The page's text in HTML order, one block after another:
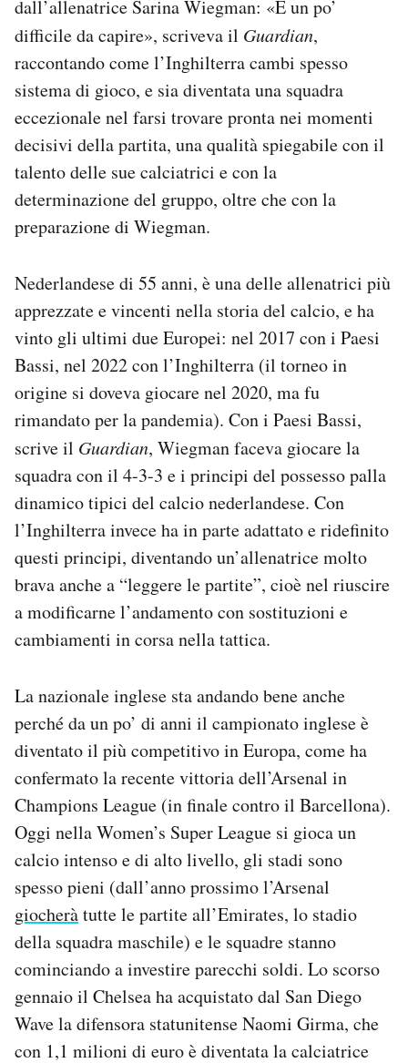
dall’allenatrice Sarina Wiegman: «È un po’
difficile da capire», scriveva il Guardian,
raccontando come l’Inghilterra cambi spesso
sistema di gioco, e sia diventata una squadra
eccezionale nel farsi trovare pronta nei momenti
decisivi della partita, una qualità spiegabile con il
talento delle sue calciatrici e con la
determinazione del gruppo, oltre che con la
preparazione di Wiegman.
Nederlandese di 55 anni, è una delle allenatrici più
apprezzate e vincenti nella storia del calcio, e ha
vinto gli ultimi due Europei: nel 2017 con i Paesi
Bassi, nel 2022 con l’Inghilterra (il torneo in
origine si doveva giocare nel 2020, ma fu
rimandato per la pandemia). Con i Paesi Bassi,
scrive il Guardian, Wiegman faceva giocare la
squadra con il 4-3-3 e i principi del possesso palla
dinamico tipici del calcio nederlandese. Con
l’Inghilterra invece ha in parte adattato e ridefinito
questi principi, diventando un’allenatrice molto
brava anche a “leggere le partite”, cioè nel riuscire
a modificarne l’andamento con sostituzioni e
cambiamenti in corsa nella tattica.
La nazionale inglese sta andando bene anche
perché da un po’ di anni il campionato inglese è
diventato il più competitivo in Europa, come ha
confermato la recente vittoria dell’Arsenal in
Champions League (in finale contro il Barcellona).
Oggi nella Women’s Super League si gioca un
calcio intenso e di alto livello, gli stadi sono
spesso pieni (dall’anno prossimo l’Arsenal
giocheràtutte le partite all’Emirates, lo stadio
della squadra maschile) e le squadre stanno
cominciando a investire parecchi soldi. Lo scorso
gennaio il Chelsea ha acquistato dal San Diego
Wave la difensora statunitense Naomi Girma, che
con 1,1 milioni di euro è diventata la calciatrice